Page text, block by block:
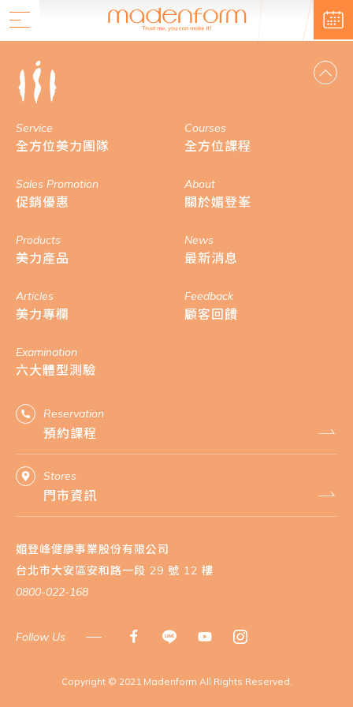
Service
全方位美力團隊
Courses
全方位課程
Sales Promotion
促銷優惠
About
關於媚登峯
Products
美力產品
News
最新消息
Articles
美力專欄
Feedback
顧客回饋
Examination
六大體型測驗
Reservation
預約課程
Stores
門市資訊
媚登峰健康事業股份有限公司
台北市大安區安和路一段 29 號 12 樓
0800-022-168
Follow Us
​Copyright © 2021 Madenform All Rights Reserved.